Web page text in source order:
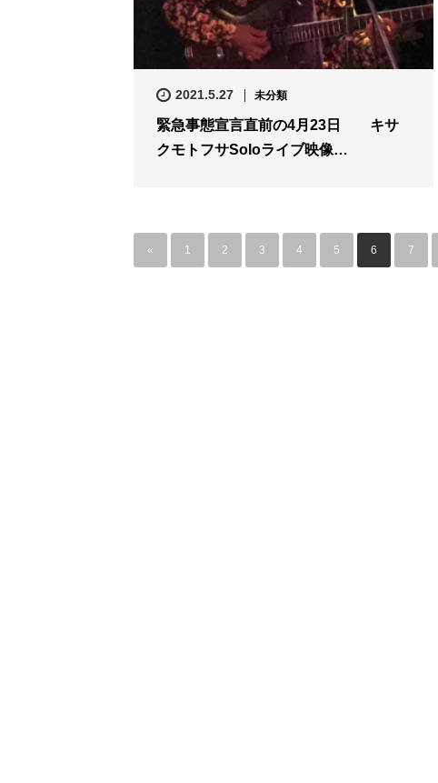
2021.5.27 未分類
緊急事態宣言直前の4月23日 キサ
クモトフサSoloライブ映像…
« 1 2 3 4 5 6 7